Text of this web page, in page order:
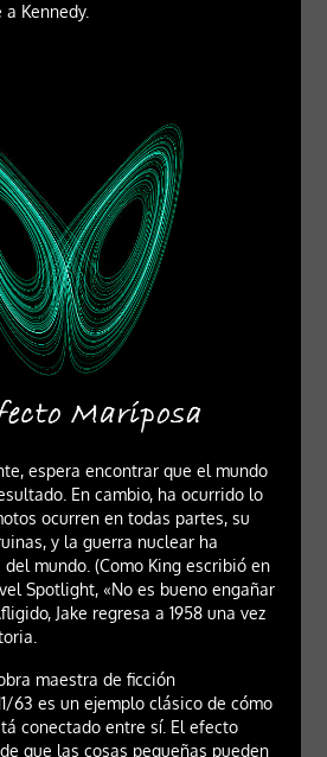
Kennedy.
espera encontrar que el mundo
En cambio, ha ocurrido lo
ocurren en todas partes, su
y la guerra nuclear ha
mundo. (Como King escribió en
Spotlight, «No es bueno engañar
Jake regresa a 1958 una vez
maestra de ficción
63 es un ejemplo clásico de cómo
conectado entre sí. El efecto
que las cosas pequeñas pueden